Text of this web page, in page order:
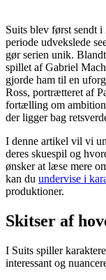
Suits blev først sendt
periode udvekslede
gør serien unik.
spillet af Gabriel
gjorde ham til en
Ross, portrætteret af
fortælling om
der ligger bag
I denne artikel vil vi
deres skuespil og
ønsker at læse mere
kan du undervise i
produktioner.
Skitser af
I Suits spiller
interessant og